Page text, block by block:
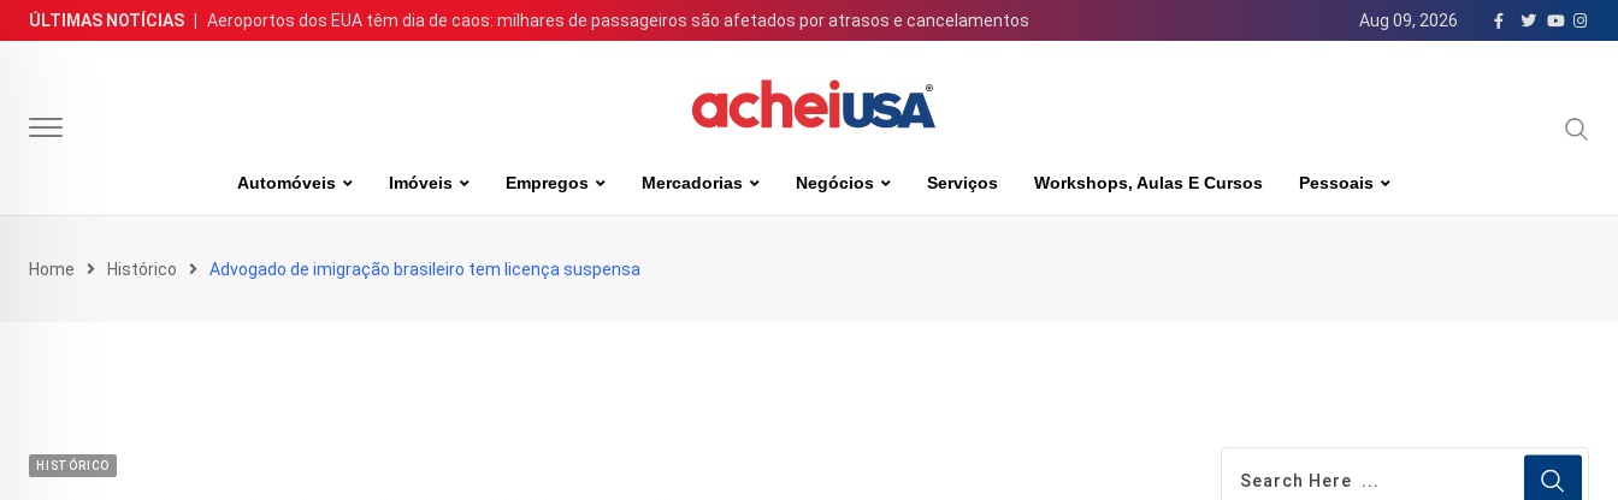
Skip
to
ÚLTIMAS NOTÍCIAS Aeroportos dos EUA têm dia de caos: milhares de passageiros são afetados por atrasos e cancelamentos Aug 09, 2026
Automóveis Imóveis Empregos Mercadorias Negócios Serviços Workshops, Aulas E Cursos Pessoais
Home Histórico Advogado de imigração brasileiro tem licença suspensa
HISTÓRICO